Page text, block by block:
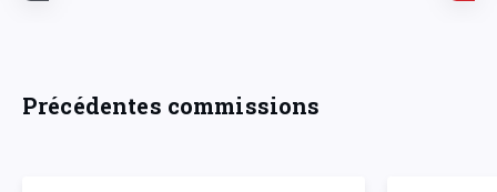
Précédentes commissions